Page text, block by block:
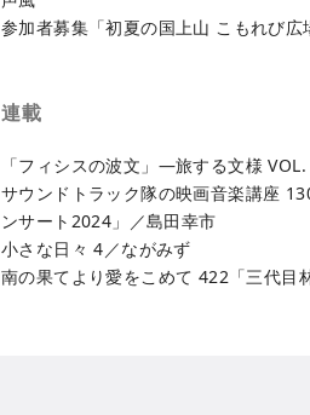
参加者募集「初夏の国上山 こもれび広
連載
「フィシスの波文」―旅する文様
サウンドトラック隊の映画音楽講座
ンサート2024」／島田幸市
小さな日々 4／ながみず
南の果てより愛をこめて 422「三代目